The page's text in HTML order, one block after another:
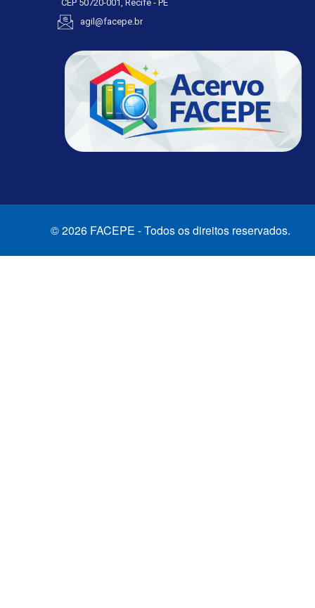
CEP 50720-001, Recife - PE
agil@facepe.br
© 2026 FACEPE - Todos os direitos reservados.